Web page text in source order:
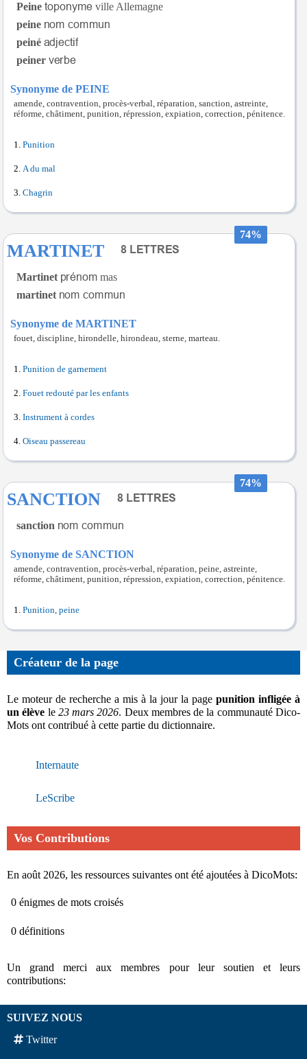
Peine
ville Allemagne
peine
peiné
peiner
Synonyme de PEINE
amende, contravention, procès-verbal, réparation, sanction, astreinte,
réforme, châtiment, punition, répression, expiation, correction, pénitence.
Punition
A du mal
Chagrin
74%
MARTINET
Martinet
mas
martinet
Synonyme de MARTINET
fouet, discipline, hirondelle, hirondeau, sterne, marteau.
Punition de garnement
Fouet redouté par les enfants
Instrument à cordes
Oiseau passereau
74%
SANCTION
sanction
Synonyme de SANCTION
amende, contravention, procès-verbal, réparation, peine, astreinte,
réforme, châtiment, punition, répression, expiation, correction, pénitence.
Punition, peine
Créateur de la page
Le moteur de recherche a mis à la jour la page punition infligée à
un élève le 23 mars 2026. Deux membres de la communauté Dico-
Mots ont contribué à cette partie du dictionnaire.
Internaute
LeScribe
Vos Contributions
En août 2026, les ressources suivantes ont été ajoutées à DicoMots:
0 énigmes de mots croisés
0 définitions
Un grand merci aux membres pour leur soutien et leurs
contributions:
SUIVEZ NOUS
Twitter